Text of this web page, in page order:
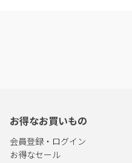
お得なお買いもの
会員登録・ログイン
お得なセール